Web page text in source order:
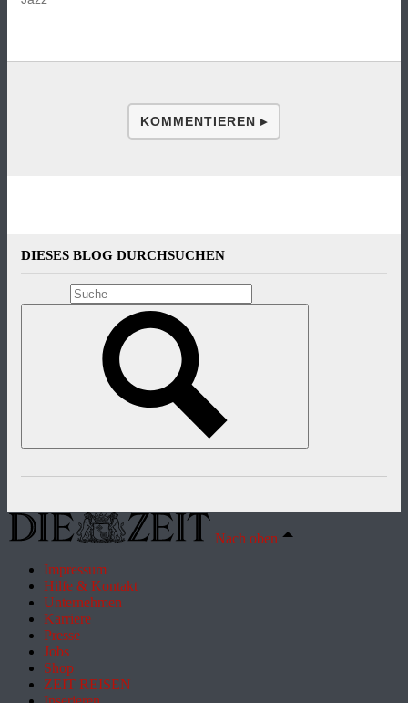
KOMMENTIEREN ▸
DIESES BLOG DURCHSUCHEN
Nach oben
Impressum
Hilfe & Kontakt
Unternehmen
Karriere
Presse
Jobs
Shop
ZEIT REISEN